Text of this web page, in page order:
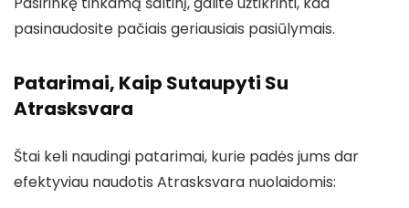
pasinaudosite pačiais geriausiais pasiūlymais.
Patarimai, Kaip Sutaupyti Su
Atrasksvara
Štai keli naudingi patarimai, kurie padės jums dar
efektyviau naudotis Atrasksvara nuolaidomis: